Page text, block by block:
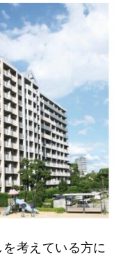
考えている方に